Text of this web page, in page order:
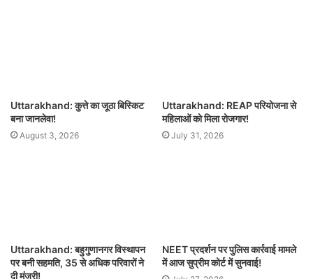
Uttarakhand: कुत्ते का जूठा बिस्किट
बना जानलेवा!
August 3, 2026
Uttarakhand: REAP परियोजना से
महिलाओं को मिला रोजगार!
July 31, 2026
Uttarakhand: बहुगुणानगर विस्थापन
पर बनी सहमति, 35 से अधिक परिवारों ने
दी मंजूरी!
NEET प्रदर्शन पर पुलिस कार्रवाई मामले
में आज सुप्रीम कोर्ट में सुनवाई!